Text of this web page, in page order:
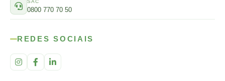
SAC
0800 770 70 50
REDES SOCIAIS